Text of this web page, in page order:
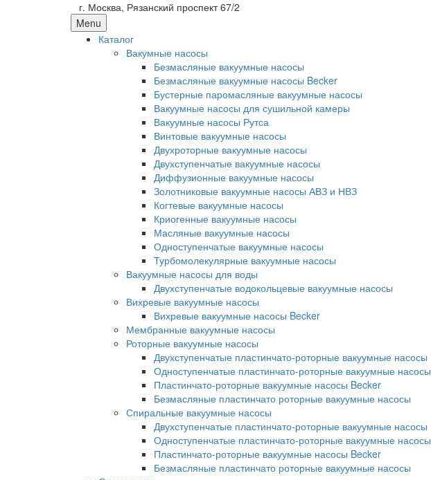
г. Москва, Рязанский проспект 67/2
Menu
Каталог
Вакумные насосы
Безмасляные вакуумные насосы
Безмасляные вакуумные насосы Becker
Бустерные паромасляные вакуумные насосы
Вакуумные насосы для сушильной камеры
Вакуумные насосы Рутса
Винтовые вакуумные насосы
Двухроторные вакуумные насосы
Двухступенчатые вакуумные насосы
Диффузионные вакуумные насосы
Золотниковые вакуумные насосы АВЗ и НВЗ
Когтевые вакуумные насосы
Криогенные вакуумные насосы
Масляные вакуумные насосы
Одноступенчатые вакуумные насосы
Турбомолекулярные вакуумные насосы
Вакуумные насосы для воды
Двухступенчатые водокольцевые вакуумные насосы
Вихревые вакуумные насосы
Вихревые вакуумные насосы Becker
Мембранные вакуумные насосы
Роторные вакуумные насосы
Двухступенчатые пластинчато-роторные вакуумные насосы
Одноступенчатые пластинчато-роторные вакуумные насосы
Пластинчато-роторные вакуумные насосы Becker
Безмасляные пластинчато роторные вакуумные насосы
Спиральные вакуумные насосы
Двухступенчатые пластинчато-роторные вакуумные насосы
Одноступенчатые пластинчато-роторные вакуумные насосы
Пластинчато-роторные вакуумные насосы Becker
Безмасляные пластинчато роторные вакуумные насосы